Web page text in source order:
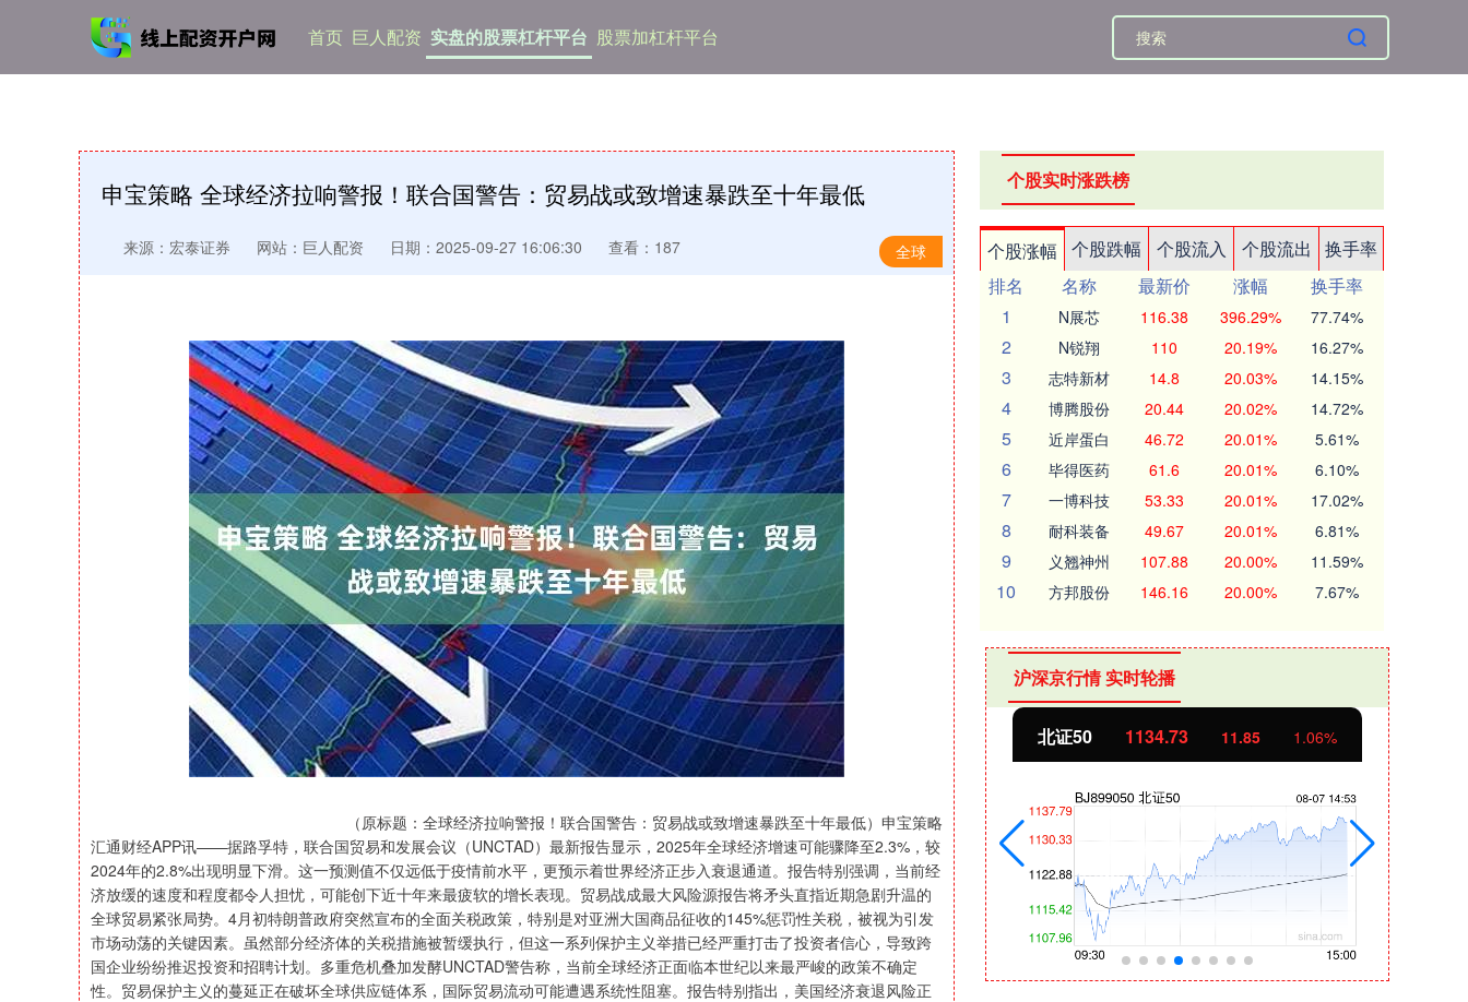
首页 巨人配资 实盘的股票杠杆平台 股票加杠杆平台
申宝策略 全球经济拉响警报！联合国警告：贸易战或致增速暴跌至十年最低
全球
来源：宏泰证券 网站：巨人配资 日期：2025-09-27 16:06:30 查看：187
（原标题：全球经济拉响警报！联合国警告：贸易战或致增速暴跌至十年最低）申宝策略
汇通财经APP讯——据路孚特，联合国贸易和发展会议（UNCTAD）最新报告显示，2025年全球经济增速可能骤降至2.3%，较
2024年的2.8%出现明显下滑。这一预测值不仅远低于疫情前水平，更预示着世界经济正步入衰退通道。报告特别强调，当前经
济放缓的速度和程度都令人担忧，可能创下近十年来最疲软的增长表现。贸易战成最大风险源报告将矛头直指近期急剧升温的
全球贸易紧张局势。4月初特朗普政府突然宣布的全面关税政策，特别是对亚洲大国商品征收的145%惩罚性关税，被视为引发
市场动荡的关键因素。虽然部分经济体的关税措施被暂缓执行，但这一系列保护主义举措已经严重打击了投资者信心，导致跨
国企业纷纷推迟投资和招聘计划。多重危机叠加发酵UNCTAD警告称，当前全球经济正面临本世纪以来最严峻的政策不确定
性。贸易保护主义的蔓延正在破坏全球供应链体系，国际贸易流动可能遭遇系统性阻塞。报告特别指出，美国经济衰退风险正
个股实时涨跌榜
个股涨幅 个股跌幅 个股流入 个股流出
换手率
排名
名称 最新价 涨幅
换手率
1
N展芯 116.38 396.29% 77.74%
2 N锐翔 110 20.19% 16.27%
3 志特新材 14.8 20.03% 14.15%
4 博腾股份 20.44 20.02% 14.72%
5 近岸蛋白 46.72 20.01% 5.61%
6 毕得医药 61.6 20.01% 6.10%
7 一博科技 53.33 20.01% 17.02%
8 耐科装备 49.67 20.01% 6.81%
9 义翘神州 107.88 20.00% 11.59%
10 方邦股份 146.16 20.00% 7.67%
沪深京行情 实时轮播
深证成指 14308.18 198.06 1.40% 沪深300 4693.64 42.33 北证50 1134.73 11.86 1.06%